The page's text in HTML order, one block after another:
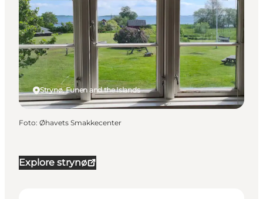
Explore strynø
Strynø, Funen and the Islands
Foto: Øhavets Smakkecenter